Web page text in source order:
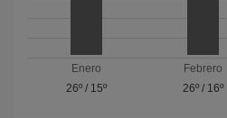
Enero
26º/ 15º
Febrero
26º/ 16º